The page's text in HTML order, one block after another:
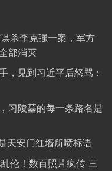
杀李克强一案，军方
部消灭
，见到习近平后怒骂：
习陵墓的每一条路名是
天安门红墙所喷标语
伦！数百照片疯传 三